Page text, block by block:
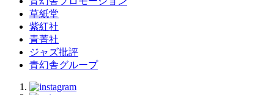
草紙堂
紫紅社
青菁社
ジャズ批評
青幻舎グループ